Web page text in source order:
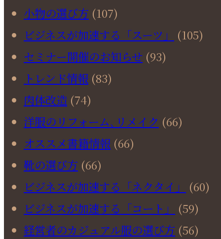
小物の選び方 (107)
ビジネスが加速する「スーツ」
(105)
セミナー開催のお知らせ (93)
トレンド情報 (83)
肉体改造 (74)
洋服のリフォーム､リメイク (66)
オススメ書籍情報 (66)
靴の選び方 (66)
ビジネスが加速する「ネクタイ」
(60)
ビジネスが加速する「コート」
(59)
経営者のカジュアル服の選び方 (56)